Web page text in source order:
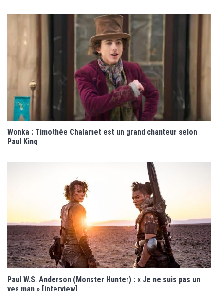
Wonka : Timothée Chalamet est un grand chanteur selon
Paul King
Paul W.S. Anderson (Monster Hunter) : « Je ne suis pas un
yes man » [interview]